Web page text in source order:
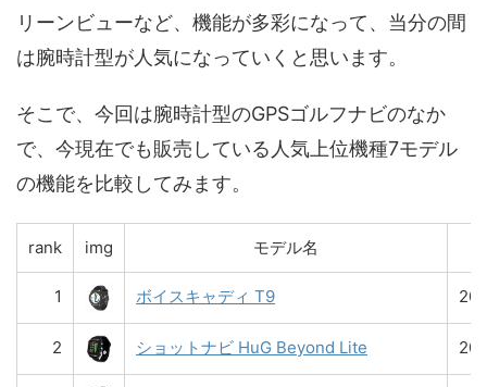
リーンビューなど、機能が多彩になって、当分の間
は腕時計型が人気になっていくと思います。
そこで、今回は腕時計型のGPSゴルフナビのなか
で、今現在でも販売している人気上位機種7モデル
の機能を比較してみます。
rank img モデル名
1 ボイスキャディ T9
2 ショットナビ HuG Beyond Lite